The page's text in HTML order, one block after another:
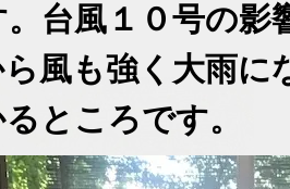
台風１０号の影
ら風も強く大雨に
ところです。